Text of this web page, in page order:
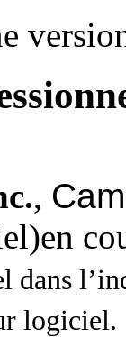
,
dans
logiciel.